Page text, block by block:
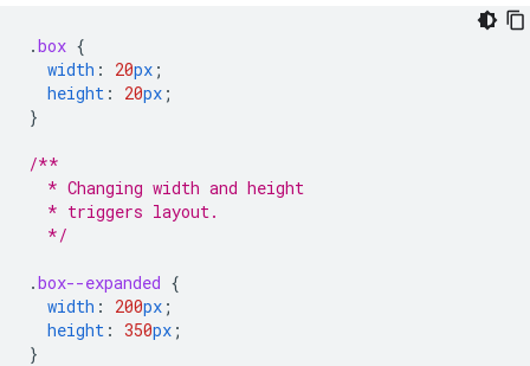
.box {
width : 20px ;
height : 20px ;
}
/**
  * Changing width and height
  * triggers layout.
  */
.box--expanded {
width : 200px ;
height : 350px ;
}